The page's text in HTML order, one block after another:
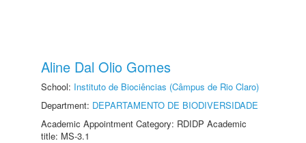
Aline Dal Olio Gomes
School: Instituto de Biociências (Câmpus de Rio Claro)
Department: DEPARTAMENTO DE BIODIVERSIDADE
Academic Appointment Category: RDIDP Academic
title: MS-3.1